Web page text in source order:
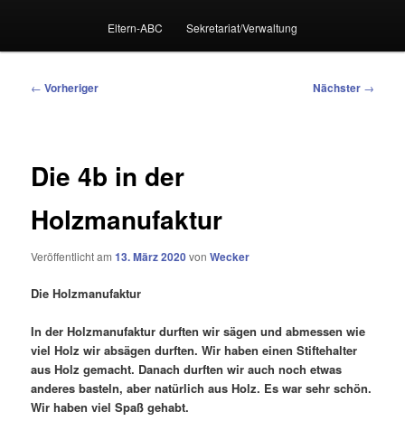
Eltern-ABC Sekretariat/Verwaltung
Beitragsnavigation
← Vorheriger Nächster →
Die 4b in der
Holzmanufaktur
Veröffentlicht am13. März 2020vonWecker
Die Holzmanufaktur
In der Holzmanufaktur durften wir sägen und abmessen wie
viel Holz wir absägen durften. Wir haben einen Stiftehalter
aus Holz gemacht. Danach durften wir auch noch etwas
anderes basteln, aber natürlich aus Holz. Es war sehr schön.
Wir haben viel Spaß gehabt.